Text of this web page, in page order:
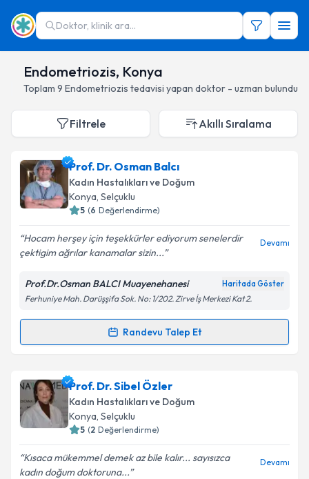
Doktor, klinik ara...
Endometriozis, Konya
Toplam 9 Endometriozis tedavisi yapan doktor - uzman bulundu
Filtrele Akıllı Sıralama
Prof. Dr. Osman Balcı
Kadın Hastalıkları ve Doğum
Konya, Selçuklu
5 (6 Değerlendirme)
Hocam herşey için teşekkürler ediyorum senelerdir
çektigim ağrılar kanamalar sizin...
Devamı
Prof.Dr.Osman BALCI Muayenehanesi Haritada Göster
Ferhuniye Mah. Darüşşifa Sok. No: 1/202. Zirve İş Merkezi Kat 2.
Randevu Talep Et
Randevu Takvimi Talebi
Prof. Dr. Osman Balcıiçin randevu takvimi talebi
oluşturun. Size bu uzmandan randevu almanız için bir
takvim hazırlandığında e-posta ile bilgilendireceğiz.
Prof. Dr. Sibel Özler
Kadın Hastalıkları ve Doğum
Konya, Selçuklu
5 (2 Değerlendirme)
Kısaca mükemmel demek az bile kalır... sayısızca
kadın doğum doktoruna...
Devamı